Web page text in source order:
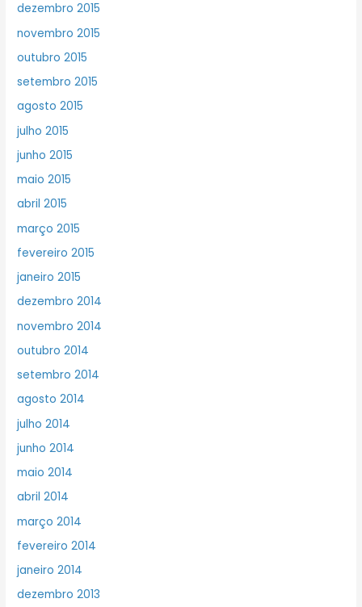
dezembro 2015
novembro 2015
outubro 2015
setembro 2015
agosto 2015
julho 2015
junho 2015
maio 2015
abril 2015
março 2015
fevereiro 2015
janeiro 2015
dezembro 2014
novembro 2014
outubro 2014
setembro 2014
agosto 2014
julho 2014
junho 2014
maio 2014
abril 2014
março 2014
fevereiro 2014
janeiro 2014
dezembro 2013